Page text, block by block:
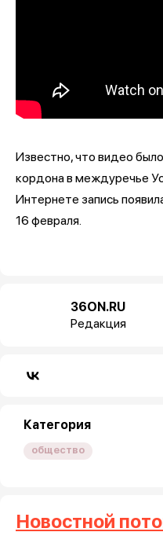
Известно, что видео
кордона в междуречье
Интернете запись
16 февраля.
36ON.RU
Редакция
Категория
общество
Новостной